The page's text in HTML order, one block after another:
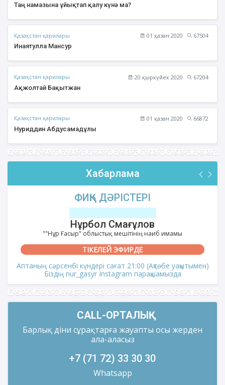
Таң намазына ұйықтап қалу күнә ма?
Қазақстан қарилары 01 қазан 2020
67504
Инаятулла Мансур
Қазақстан қарилары 20 қыркүйек 2020
67204
Ақжолтай Бақытжан
Қазақстан қарилары 01 қазан 2020
66872
Нуриддин Абдусамадұлы
Хабарлама
ФИҚҺ ДӘРІСТЕРІ
Нұрбол Смағұлов
""Нұр Ғасыр" облыстық мешітінің наиб имамы
ТІКЕЛЕЙ ЭФИРДЕ
Аптаның сәрсенбі күндері сағат 21:00 (Ақтөбе уақытымен)
Біздің nur_gasyr Instagram парақшамызда
CALL-ОРТАЛЫҚ
Барлық діни сұрақтарға жауапты осы жерден
ала-аласыз
+7 (71 72) 33 30 30
Whatsapp